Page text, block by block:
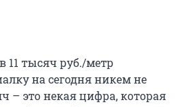
11 тысяч руб./метр
на сегодня никем не
– это некая цифра, которая